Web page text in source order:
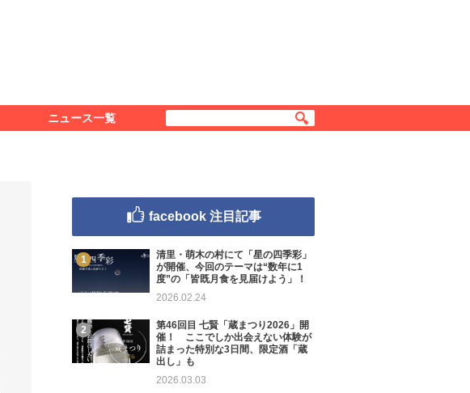
ニュース一覧
facebook 注目記事
清里・萌木の村にて「星の四季彩」
が開催、今回のテーマは“数年に1
度”の「皆既月食を見届けよう」！
2026.02.24
第46回目 七賢「蔵まつり2026」開
催！ ここでしか出会えない体験が
詰まった特別な3日間、限定酒「蔵
出し」も
2026.03.03